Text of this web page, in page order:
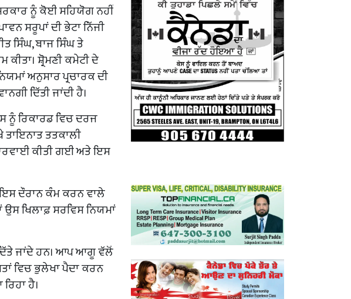
ਨੂੰ ਕੋਈ ਸਹਿਯੋਗ ਨਹੀਂ
ਸਰੂਪਾਂ ਦੀ ਭੇਟਾ ਨਿੱਜੀ
ਸਿੰਘ, ਬਾਜ ਸਿੰਘ ਤੇ
ਸ਼੍ਰੋਮਣੀ ਕਮੇਟੀ ਦੇ
ਅਨੁਸਾਰ ਪ੍ਰਚਾਰਕ ਦੀ
ਦਿੱਤੀ ਜਾਂਦੀ ਹੈ।
ਨੂੰ ਰਿਕਾਰਡ ਵਿਚ ਦਰਜ
ਤਤਕਾਲੀ
ਕੀਤੀ ਗਈ ਅਤੇ ਇਸ
ਇਸ ਦੌਰਾਨ ਕੰਮ ਕਰਨ ਵਾਲੇ
ਖਿਲਾਫ਼ ਸਰਵਿਸ ਨਿਯਮਾਂ
ਦਿੱਤੇ ਜਾਂਦੇ ਹਨ। ਆਪ ਆਗੂ ਵੱਲੋਂ
ਵਿਚ ਭੁਲੇਖਾ ਪੈਦਾ ਕਰਨ
ਹੈ।